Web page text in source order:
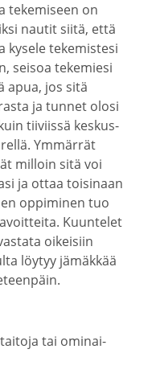
tekemiseen on
nautit siitä, että
kysele tekemistesi
seisoa tekemiesi
apua, jos sitä
ja tunnet olosi
tiiviissä keskus­
Ymmärrät
milloin sitä voi
ja ottaa toisinaan
oppiminen tuo
Kuuntelet
oikeisiin
löytyy jämäkkää
tai ominai­